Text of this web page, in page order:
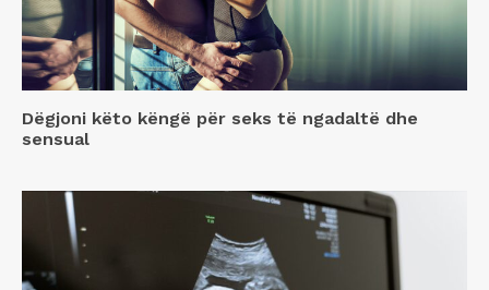
Dëgjoni këto këngë për seks të ngadaltë dhe
sensual